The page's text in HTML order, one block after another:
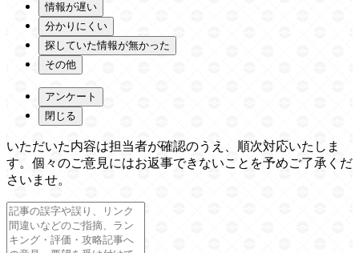
情報が遅い
分かりにくい
探していた情報が無かった
その他
アンケート
閉じる
いただいた内容は担当者が確認のうえ、順次対応いたしま
す。個々のご意見にはお返事できないことを予めご了承くだ
さいませ。